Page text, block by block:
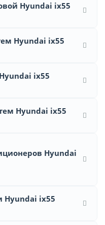
Hyundai ix55
Hyundai ix55
ix55
Hyundai ix55
Hyundai
Hyundai ix55